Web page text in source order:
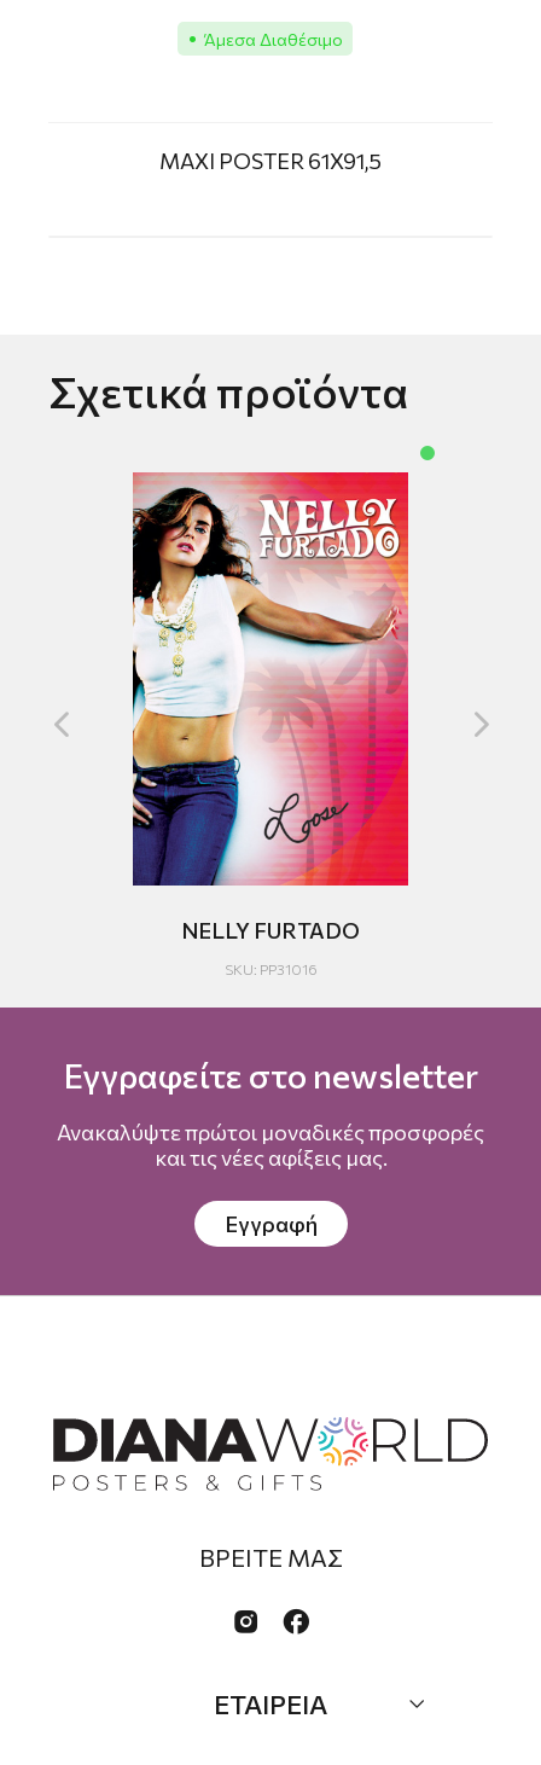
Άμεσα Διαθέσιμο
MAXI POSTER 61X91,5
Σχετικά προϊόντα
NELLY FURTADO
SKU: PP31016
Εγγραφείτε στο newsletter
Ανακαλύψτε πρώτοι μοναδικές προσφορές
και τις νέες αφίξεις μας.
Εγγραφή
ΒΡΕΙΤΕ ΜΑΣ
 
ΕΤΑΙΡΕΙΑ